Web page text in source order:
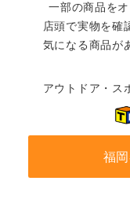
一部の商品を
店頭で実物を確
気になる商品が
アウトドア・ス
福